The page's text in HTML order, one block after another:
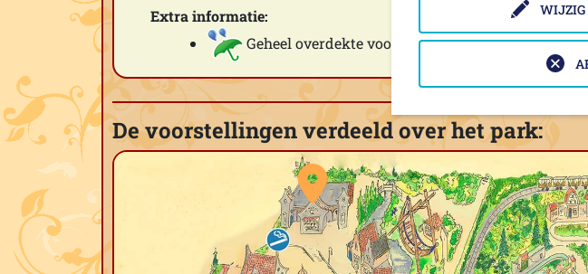
Extra informatie:
Geheel overdekte voorstelling, ideaal bij slecht
De voorstellingen verdeeld over het park:
WIJZIG